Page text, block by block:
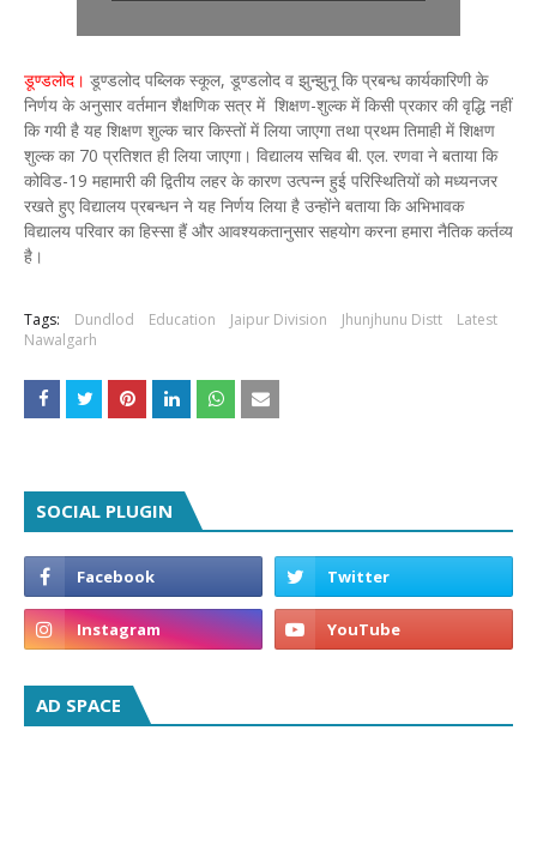
डूण्डलोद। डूण्डलोद पब्लिक स्कूल, डूण्डलोद व झुन्झुनू कि प्रबन्ध कार्यकारिणी के
निर्णय के अनुसार वर्तमान शैक्षणिक सत्र में शिक्षण-शुल्क में किसी प्रकार की वृद्धि नहीं
कि गयी है यह शिक्षण शुल्क चार किस्तों में लिया जाएगा तथा प्रथम तिमाही में शिक्षण
शुल्क का 70 प्रतिशत ही लिया जाएगा। विद्यालय सचिव बी. एल. रणवा ने बताया कि
कोविड-19 महामारी की द्वितीय लहर के कारण उत्पन्न हुई परिस्थितियों को मध्यनजर
रखते हुए विद्यालय प्रबन्धन ने यह निर्णय लिया है उन्होंने बताया कि अभिभावक
विद्यालय परिवार का हिस्सा हैं और आवश्यकतानुसार सहयोग करना हमारा नैतिक कर्तव्य
है।
Tags: Dundlod Education Jaipur Division Jhunjhunu Distt
Latest
Nawalgarh
SOCIAL PLUGIN
AD SPACE